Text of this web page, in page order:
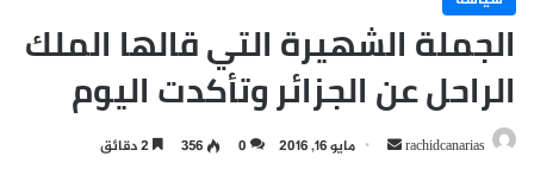
الجملة الشهيرة التي قالها الملك
الراحل عن الجزائر وتأكدت اليوم
rachidcanarias
أرسل مايو 16, 2016 0
356